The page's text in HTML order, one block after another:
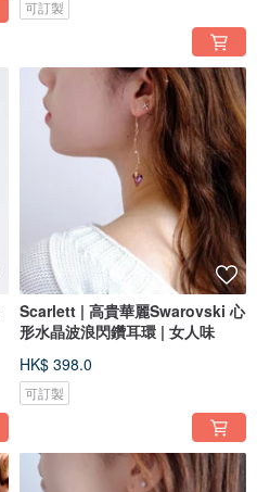
可訂製
Scarlett | 高貴華麗Swarovski 心
形水晶波浪閃鑽耳環 | 女人味
HK$ 398.0
可訂製